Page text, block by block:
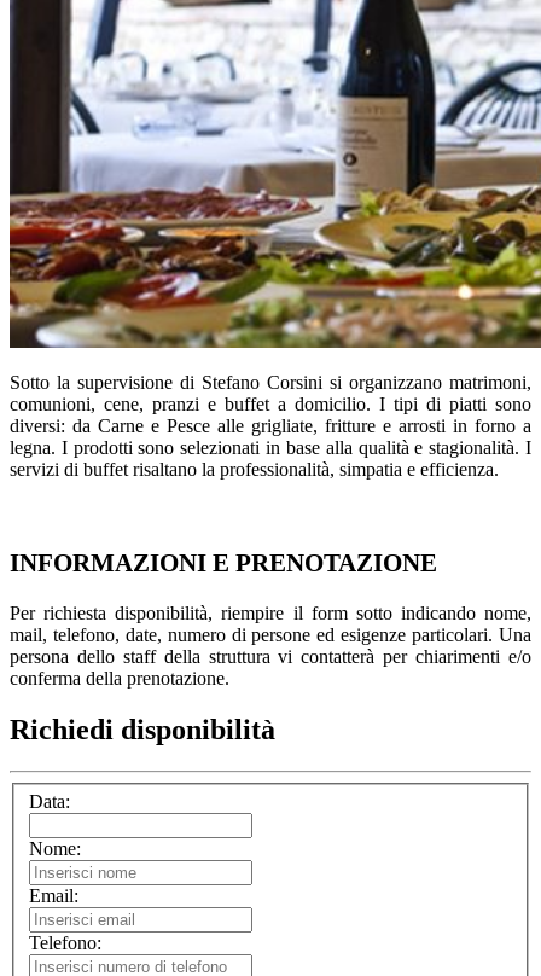
Sotto la supervisione di Stefano Corsini si organizzano matrimoni,
comunioni, cene, pranzi e buffet a domicilio. I tipi di piatti sono
diversi: da Carne e Pesce alle grigliate, fritture e arrosti in forno a
legna. I prodotti sono selezionati in base alla qualità e stagionalità. I
servizi di buffet risaltano la professionalità, simpatia e efficienza.
INFORMAZIONI E PRENOTAZIONE
Per richiesta disponibilità, riempire il form sotto indicando nome,
mail, telefono, date, numero di persone ed esigenze particolari. Una
persona dello staff della struttura vi contatterà per chiarimenti e/o
conferma della prenotazione.
Richiedi disponibilità
Data:
Nome:
Email:
Telefono: